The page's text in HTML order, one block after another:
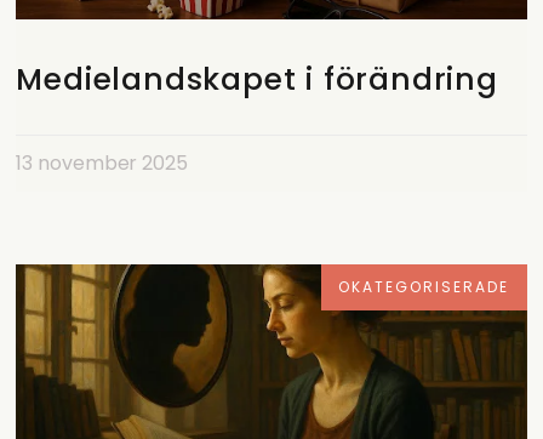
Medielandskapet i förändring
13 november 2025
OKATEGORISERADE